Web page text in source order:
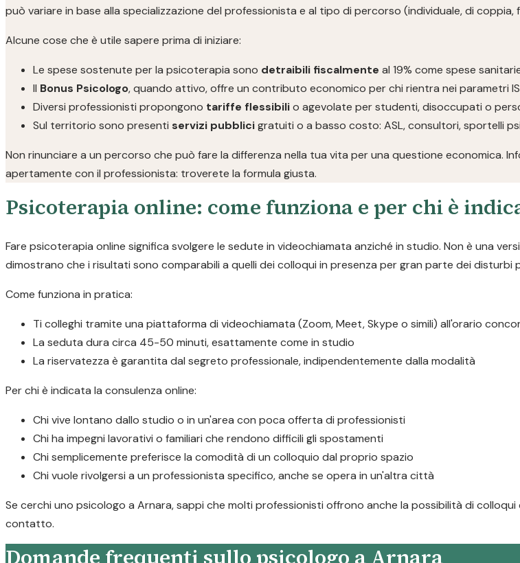
può variare in base alla specializzazione del professionista e al tipo di percorso (individuale, di coppia,
Alcune cose che è utile sapere prima di iniziare:
Le spese sostenute per la psicoterapia sono detraibili fiscalmente al 19% come spese
Il Bonus Psicologo, quando attivo, offre un contributo economico per chi rientra nei parametri
Diversi professionisti propongono tariffe flessibilio agevolate per studenti, disoccupati o
Sul territorio sono presenti servizi pubblicigratuiti o a basso costo: ASL, consultori, sportelli
Non rinunciare a un percorso che può fare la differenza nella tua vita per una questione economica.
apertamente con il professionista: troverete la formula giusta.
Psicoterapia online: come funziona e per chi è
Fare psicoterapia online significa svolgere le sedute in videochiamata anziché in studio. Non è una
dimostrano che i risultati sono comparabili a quelli dei colloqui in presenza per gran parte dei disturbi
Come funziona in pratica:
Ti colleghi tramite una piattaforma di videochiamata (Zoom, Meet, Skype o simili) all'orario
La seduta dura circa 45-50 minuti, esattamente come in studio
La riservatezza è garantita dal segreto professionale, indipendentemente dalla modalità
Per chi è indicata la consulenza online:
Chi vive lontano dallo studio o in un'area con poca offerta di professionisti
Chi ha impegni lavorativi o familiari che rendono difficili gli spostamenti
Chi semplicemente preferisce la comodità di un colloquio dal proprio spazio
Chi vuole rivolgersi a un professionista specifico, anche se opera in un'altra città
Se cerchi uno psicologo a Arnara, sappi che molti professionisti offrono anche la possibilità di colloqui
contatto.
Domande frequenti sullo psicologo a Arnara